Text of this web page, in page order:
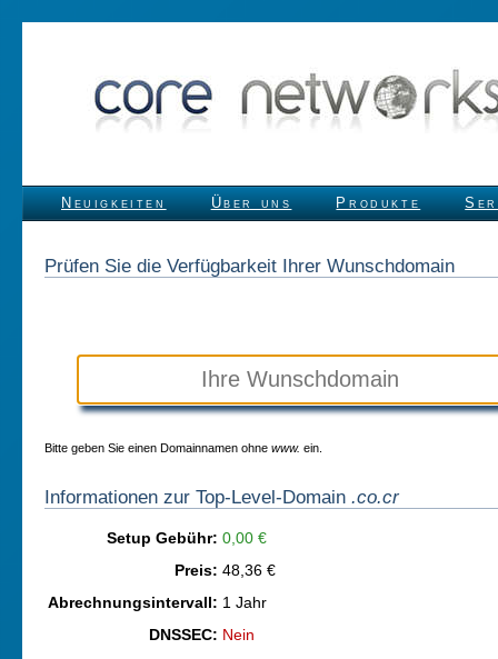
Neuigkeiten Über uns Produkte
Prüfen Sie die Verfügbarkeit Ihrer Wunschdomain
Bitte geben Sie einen Domainnamen ohne www. ein.
Informationen zur Top-Level-Domain .co.cr
Setup Gebühr: 0,00 €
Preis: 48,36 €
Abrechnungsintervall: 1 Jahr
DNSSEC: Nein